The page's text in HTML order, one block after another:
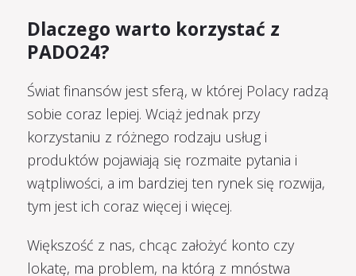
Dlaczego warto korzystać z
PADO24?
Świat finansów jest sferą, w której Polacy radzą
sobie coraz lepiej. Wciąż jednak przy
korzystaniu z różnego rodzaju usług i
produktów pojawiają się rozmaite pytania i
wątpliwości, a im bardziej ten rynek się rozwija,
tym jest ich coraz więcej i więcej.
Większość z nas, chcąc założyć konto czy
lokatę, ma problem, na którą z mnóstwa